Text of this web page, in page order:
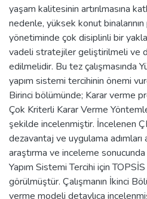
yaşam kalitesinin artırılmasına
nedenle, yüksek konut
yönetiminde çok disiplinli bir
vadeli stratejiler geliştirilmeli ve
edilmelidir. Bu tez çalışmasında
yapım sistemi tercihinin önemi
Birinci bölümünde; Karar verme
Çok Kriterli Karar Verme
şekilde incelenmiştir. İncelenen
dezavantaj ve uygulama adımları
araştırma ve inceleme
Yapım Sistemi Tercihi için
görülmüştür. Çalışmanın İkinci
verme modeli detaylıca